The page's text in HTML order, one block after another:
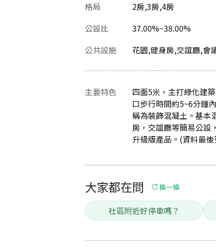
格局
2房,3房,4房
公設比
37.00%~38.00%
公共設施 花園,健身房,交誼廳,會
主要特色
四面5米，主打綠化建
口步行時間約5~6分鐘
稱為裝飾混凝土。基本
房，交誼廳等簡易公設
升級版產品。(資料最
大家都在問 換一換
社區附近好停車嗎？